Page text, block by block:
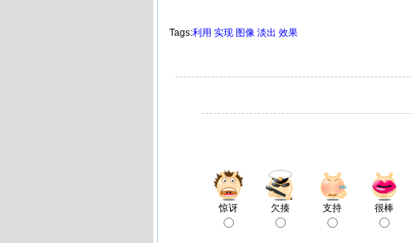
Tags:利用 实现 图像 淡出 效果
惊讶 欠揍 支持 很棒